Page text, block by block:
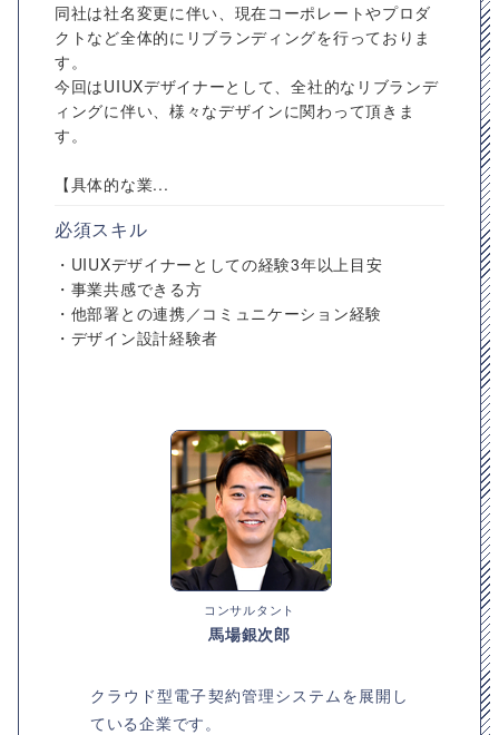
同社は社名変更に伴い、現在コーポレートやプロダ
クトなど全体的にリブランディングを行っておりま
す。
今回はUIUXデザイナーとして、全社的なリブランデ
ィングに伴い、様々なデザインに関わって頂きま
す。
【具体的な業...
必須スキル
・UIUXデザイナーとしての経験3年以上目安
・事業共感できる方
・他部署との連携／コミュニケーション経験
・デザイン設計経験者
コンサルタント
馬場銀次郎
クラウド型電子契約管理システムを展開し
ている企業です。